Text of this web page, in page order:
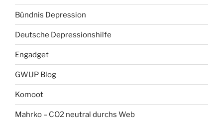
Bündnis Depression
Deutsche Depressionshilfe
Engadget
GWUP Blog
Komoot
Mahrko – CO2 neutral durchs Web